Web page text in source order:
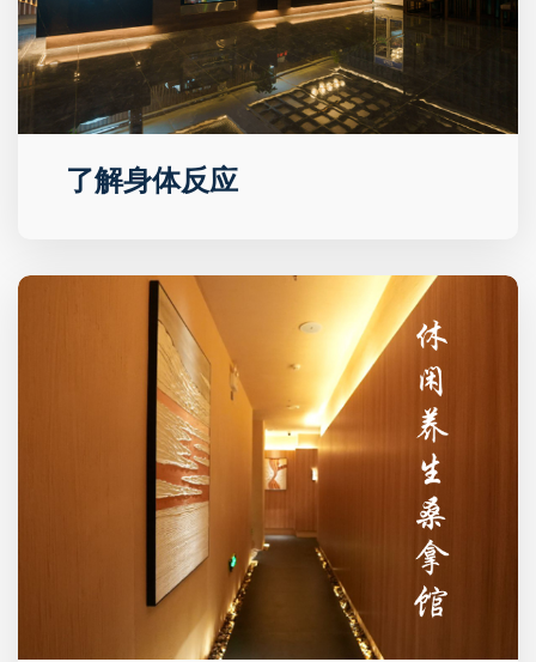
了解身体反应